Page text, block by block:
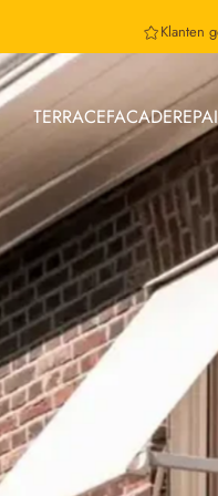
Non-
TERRACE
TERRACE
FACADE
FACADE REPAIR